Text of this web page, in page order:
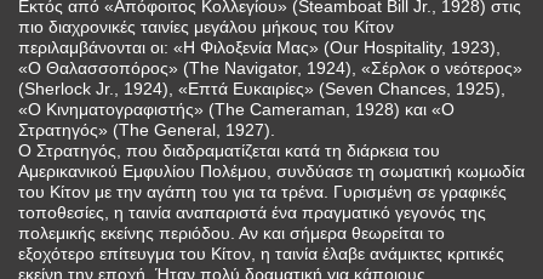
Εκτός από «Απόφοιτος Κολλεγίου» (Steamboat Bill Jr., 1928) στις
πιο διαχρονικές ταινίες μεγάλου μήκους του Κίτον
περιλαμβάνονται οι: «Η Φιλοξενία Μας» (Our Hospitality, 1923),
«Ο Θαλασσοπόρος» (The Navigator, 1924), «Σέρλοκ ο νεότερος»
(Sherlock Jr., 1924), «Επτά Ευκαιρίες» (Seven Chances, 1925),
«Ο Κινηματογραφιστής» (The Cameraman, 1928) και «Ο
Στρατηγός» (The General, 1927).
Ο Στρατηγός, που διαδραματίζεται κατά τη διάρκεια του
Αμερικανικού Εμφυλίου Πολέμου, συνδύασε τη σωματική κωμωδία
του Κίτον με την αγάπη του για τα τρένα. Γυρισμένη σε γραφικές
τοποθεσίες, η ταινία αναπαριστά ένα πραγματικό γεγονός της
πολεμικής εκείνης περιόδου. Αν και σήμερα θεωρείται το
εξοχότερο επίτευγμα του Κίτον, η ταινία έλαβε ανάμικτες κριτικές
εκείνη την εποχή. Ήταν πολύ δραματική για κάποιους